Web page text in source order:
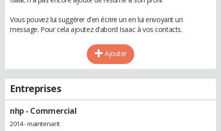
Vous pouvez lui suggérer d'en écrire un en lui envoyant un
message. Pour cela ajoutez d'abord Isaac à vos contacts.
Ajouter
Entreprises
nhp - Commercial
2014 - maintenant